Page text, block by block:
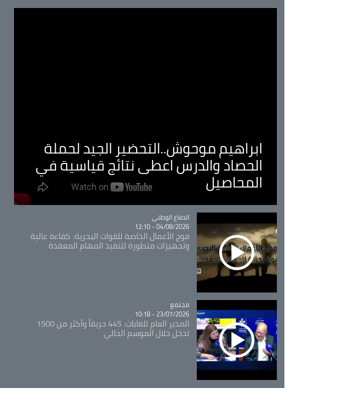
ابراهيم موحوش..التحضير الجيد لحملة
الحصاد والدرس اعطى نتائج قياسية في
المحاصيل
Catégorie
الدفاع الوطني
04/08/2026 - 12:10
فوج الأعمال الخاصة للقوات البحرية: كفاءة عالية
وتجهيزات متطورة لتنفيذ المهام المعقدة
Catégorie
مجتمع
23/07/2026 - 10:18
المدير العام للغابات: 445 حريقاً وأكثر من 1500
تدخل خلال الموسم الحالي